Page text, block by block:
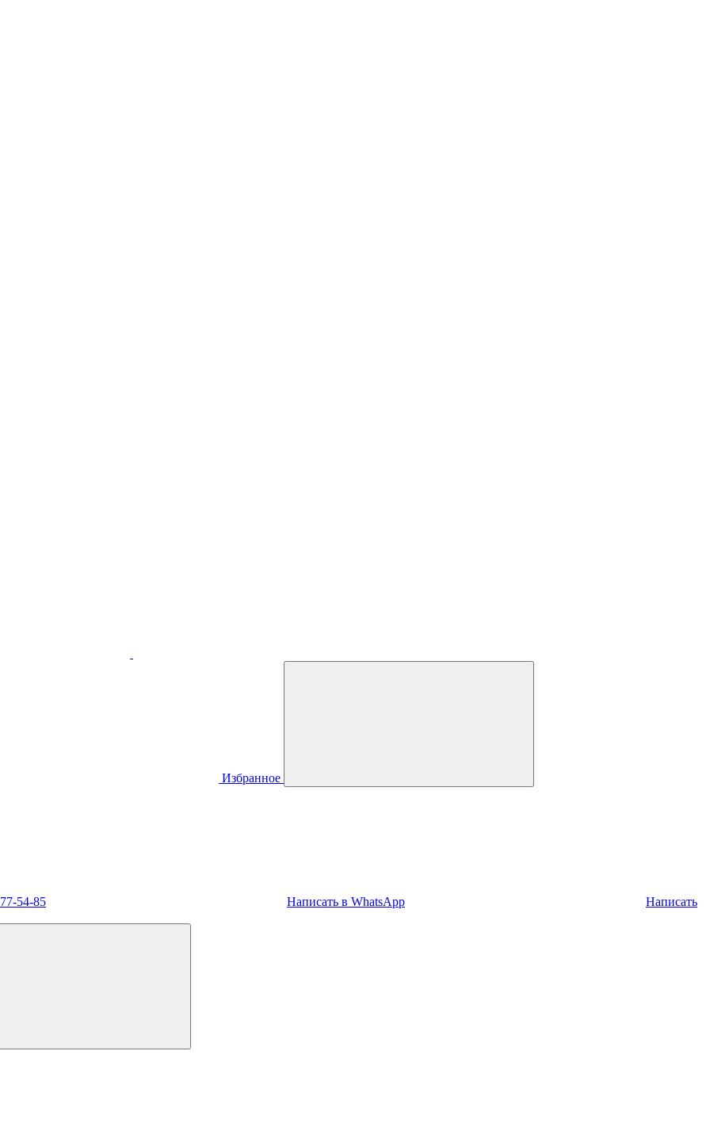
Избранное
54-85 Написать в WhatsApp Написать